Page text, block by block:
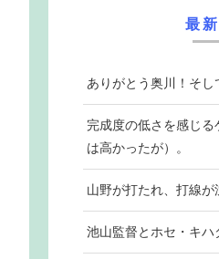
最
ありがとう奥川！そし
完成度の低さを感じ
は高かったが）。
山野が打たれ、打線が
池山監督とホセ・キハ